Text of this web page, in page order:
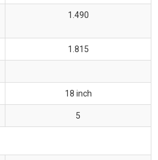
1.490
1.815
18 inch
5